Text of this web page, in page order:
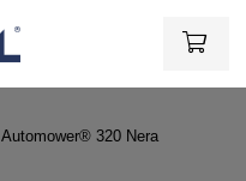
Automower® 320 Nera